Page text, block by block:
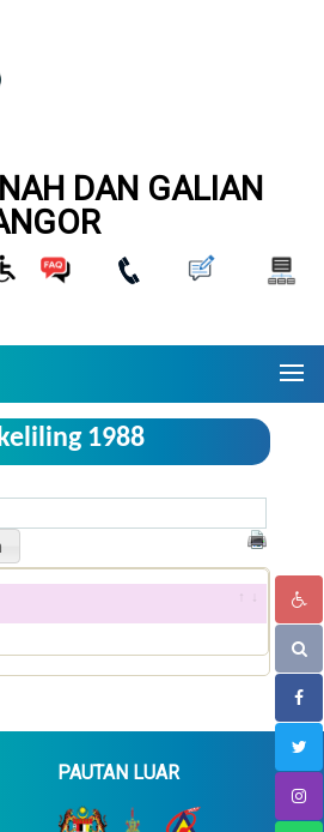
DAN GALIAN
1988
PAUTAN LUAR